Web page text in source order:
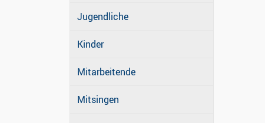
Jugendliche
Kinder
Mitarbeitende
Mitsingen